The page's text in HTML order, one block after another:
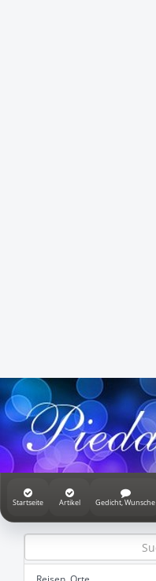
Startseite Artikel Gedicht, Wunsche